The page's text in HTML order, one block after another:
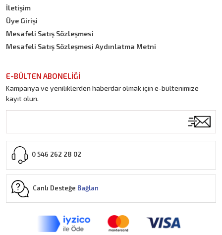
İletişim
Üye Girişi
Mesafeli Satış Sözleşmesi
Mesafeli Satış Sözleşmesi Aydınlatma Metni
E-BÜLTEN ABONELİĞİ
Kampanya ve yeniliklerden haberdar olmak için e-bültenimize
kayıt olun.
0 546 262 28 02
Canlı Desteğe Bağlan